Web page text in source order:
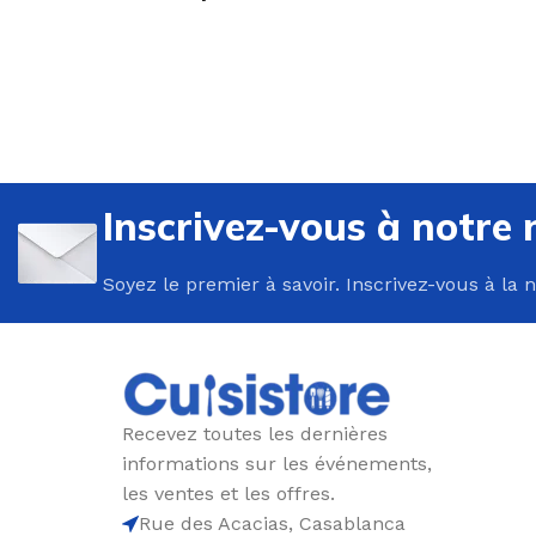
Inscrivez-vous à notre
Soyez le premier à savoir. Inscrivez-vous à la
Recevez toutes les dernières
informations sur les événements,
les ventes et les offres.
Rue des Acacias, Casablanca